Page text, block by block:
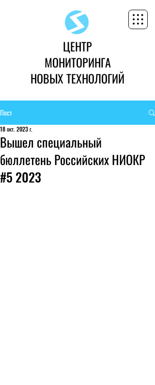
ЦЕНТР
МОНИТОРИНГА
НОВЫХ ТЕХНОЛОГИЙ
Пост
Вышел специальный
бюллетень Российских НИОКР
#5 2023
18 окт. 2023 г.